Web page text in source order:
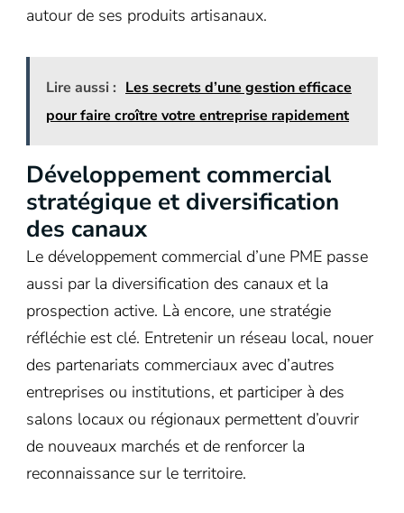
autour de ses produits artisanaux.
Lire aussi : Les secrets d’une gestion efficace
pour faire croître votre entreprise rapidement
Développement commercial
stratégique et diversification
des canaux
Le développement commercial d’une PME passe
aussi par la diversification des canaux et la
prospection active. Là encore, une stratégie
réfléchie est clé. Entretenir un réseau local, nouer
des partenariats commerciaux avec d’autres
entreprises ou institutions, et participer à des
salons locaux ou régionaux permettent d’ouvrir
de nouveaux marchés et de renforcer la
reconnaissance sur le territoire.